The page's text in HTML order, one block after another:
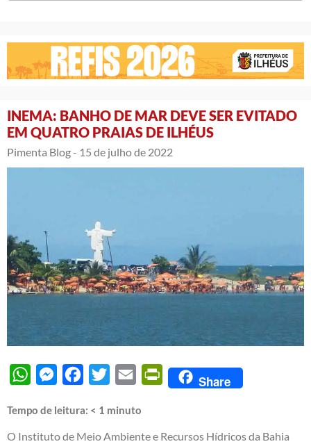
INEMA: BANHO DE MAR DEVE SER EVITADO
EM QUATRO PRAIAS DE ILHÉUS
Pimenta Blog - 15 de julho de 2022
WhatsAppMessengerFacebook
Twitter Email PrintFriendly
Share
Tempo de leitura: < 1 minuto
O Instituto de Meio Ambiente e Recursos Hídricos da Bahia